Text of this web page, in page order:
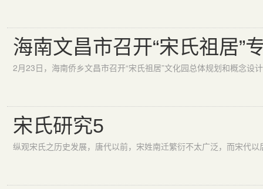
海南文昌市召开“宋氏祖居”
宋氏研究5